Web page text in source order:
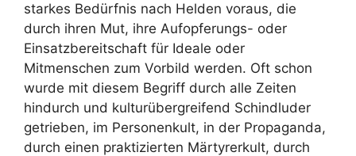
starkes Bedürfnis nach Helden voraus, die
durch ihren Mut, ihre Aufopferungs- oder
Einsatzbereitschaft für Ideale oder
Mitmenschen zum Vorbild werden. Oft schon
wurde mit diesem Begriff durch alle Zeiten
hindurch und kulturübergreifend Schindluder
getrieben, im Personenkult, in der Propaganda,
durch einen praktizierten Märtyrerkult, durch